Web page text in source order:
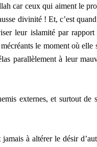
car ceux qui aiment le
divinité ! Et, c’est
leur islamité par
le moment où elle
parallèlement à leur
externes, et surtout de
à altérer le désir